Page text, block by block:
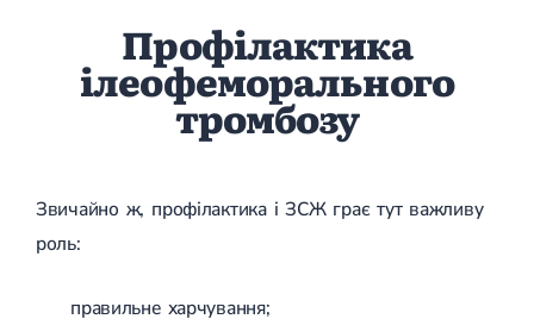
Профілактика
ілеофеморального
тромбозу
Звичайно ж, профілактика і ЗСЖ грає тут важливу
роль:
правильне харчування;